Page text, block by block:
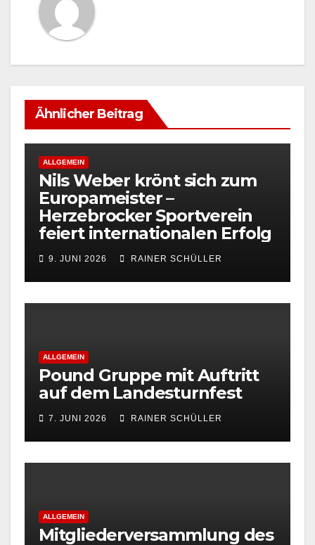
Ähnlicher Beitrag
ALLGEMEIN
Nils Weber krönt sich zum
Europameister –
Herzebrocker Sportverein
feiert internationalen Erfolg
9. JUNI 2026 RAINER SCHÜLLER
ALLGEMEIN
Pound Gruppe mit Auftritt
auf dem Landesturnfest
7. JUNI 2026 RAINER SCHÜLLER
ALLGEMEIN
Mitgliederversammlung des